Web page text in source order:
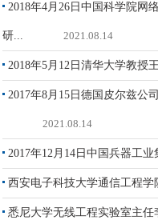
2018年4月26日中国科学院网
研... 2021.08.14
2018年5月12日清华大学教授
2017年8月15日德国皮尔兹公
2021.08.14
2017年12月14日中国兵器工
西安电子科技大学通信工程
悉尼大学无线工程实验室主